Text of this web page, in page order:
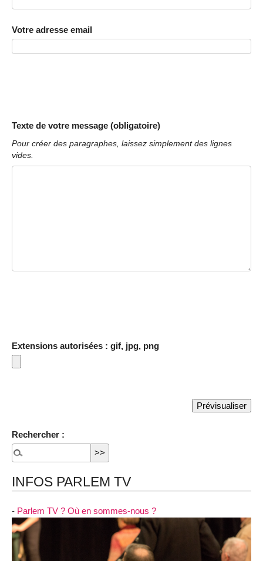
Votre adresse email
Texte de votre message (obligatoire)
Pour créer des paragraphes, laissez simplement des lignes
vides.
Extensions autorisées : gif, jpg, png
Rechercher :
INFOS PARLEM TV
- Parlem TV ? Où en sommes-nous ?